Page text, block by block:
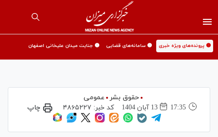
🟡 پرونده‌های ویژه خبری 🟡 سامانه‌های قضایی 🟡 جنایت میدان علیخانی اصفهان
حقوق بشر
عمومی
17:35
13 آبان 1404 کد خبر: ۴۸۶۵۲۲۷ چاپ